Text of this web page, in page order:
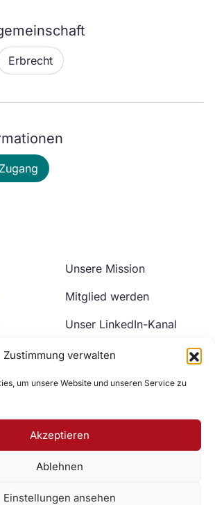
Zustimmung verwalten
um unsere Website und unseren Service zu
Akzeptieren
Ablehnen
Einstellungen ansehen
Erbrecht
Unsere Mission
Mitglied werden
Unser LinkedIn-Kanal
Unser YouTube-Kanal
Zur DAV Webseite